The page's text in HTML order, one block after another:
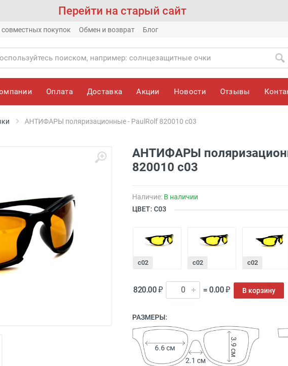
Перейти на старый сайт
покупок Обмен и возврат Блог
Оплата Доставка Акции Новости Отзывы
АНТИФАРЫ поляризационные - PaulRolf 820010 с03
АНТИФАРЫ
820010 с03
Наличие: В наличии
ЦВЕТ: С03
с02 с02 с02
820.00 ₽ = 0.00 ₽ В корзину
РАЗМЕРЫ:
2.1 см
6.6 см 3.9 см